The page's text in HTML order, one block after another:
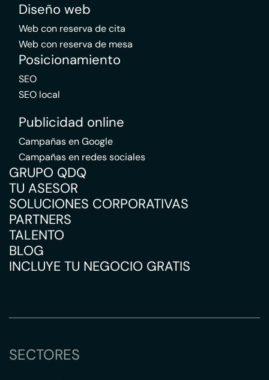
Diseño web
Web con reserva de cita
Web con reserva de mesa
Posicionamiento
SEO
SEO local
Publicidad online
Campañas en Google
Campañas en redes sociales
GRUPO QDQ
TU ASESOR
SOLUCIONES CORPORATIVAS
PARTNERS
TALENTO
BLOG
INCLUYE TU NEGOCIO GRATIS
SECTORES